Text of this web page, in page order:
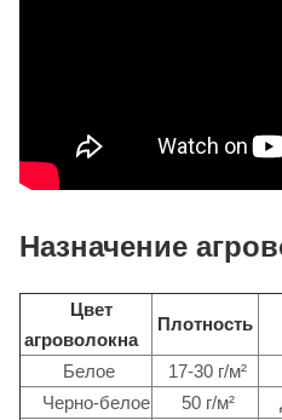
Назначение
Цвет
агроволокна
Плотность
Белое 17-30 г/м²
Черно-белое
50 г/м²